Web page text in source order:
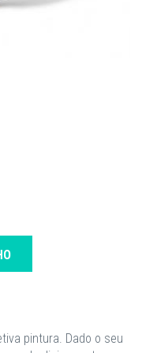
pintura. Dado o seu